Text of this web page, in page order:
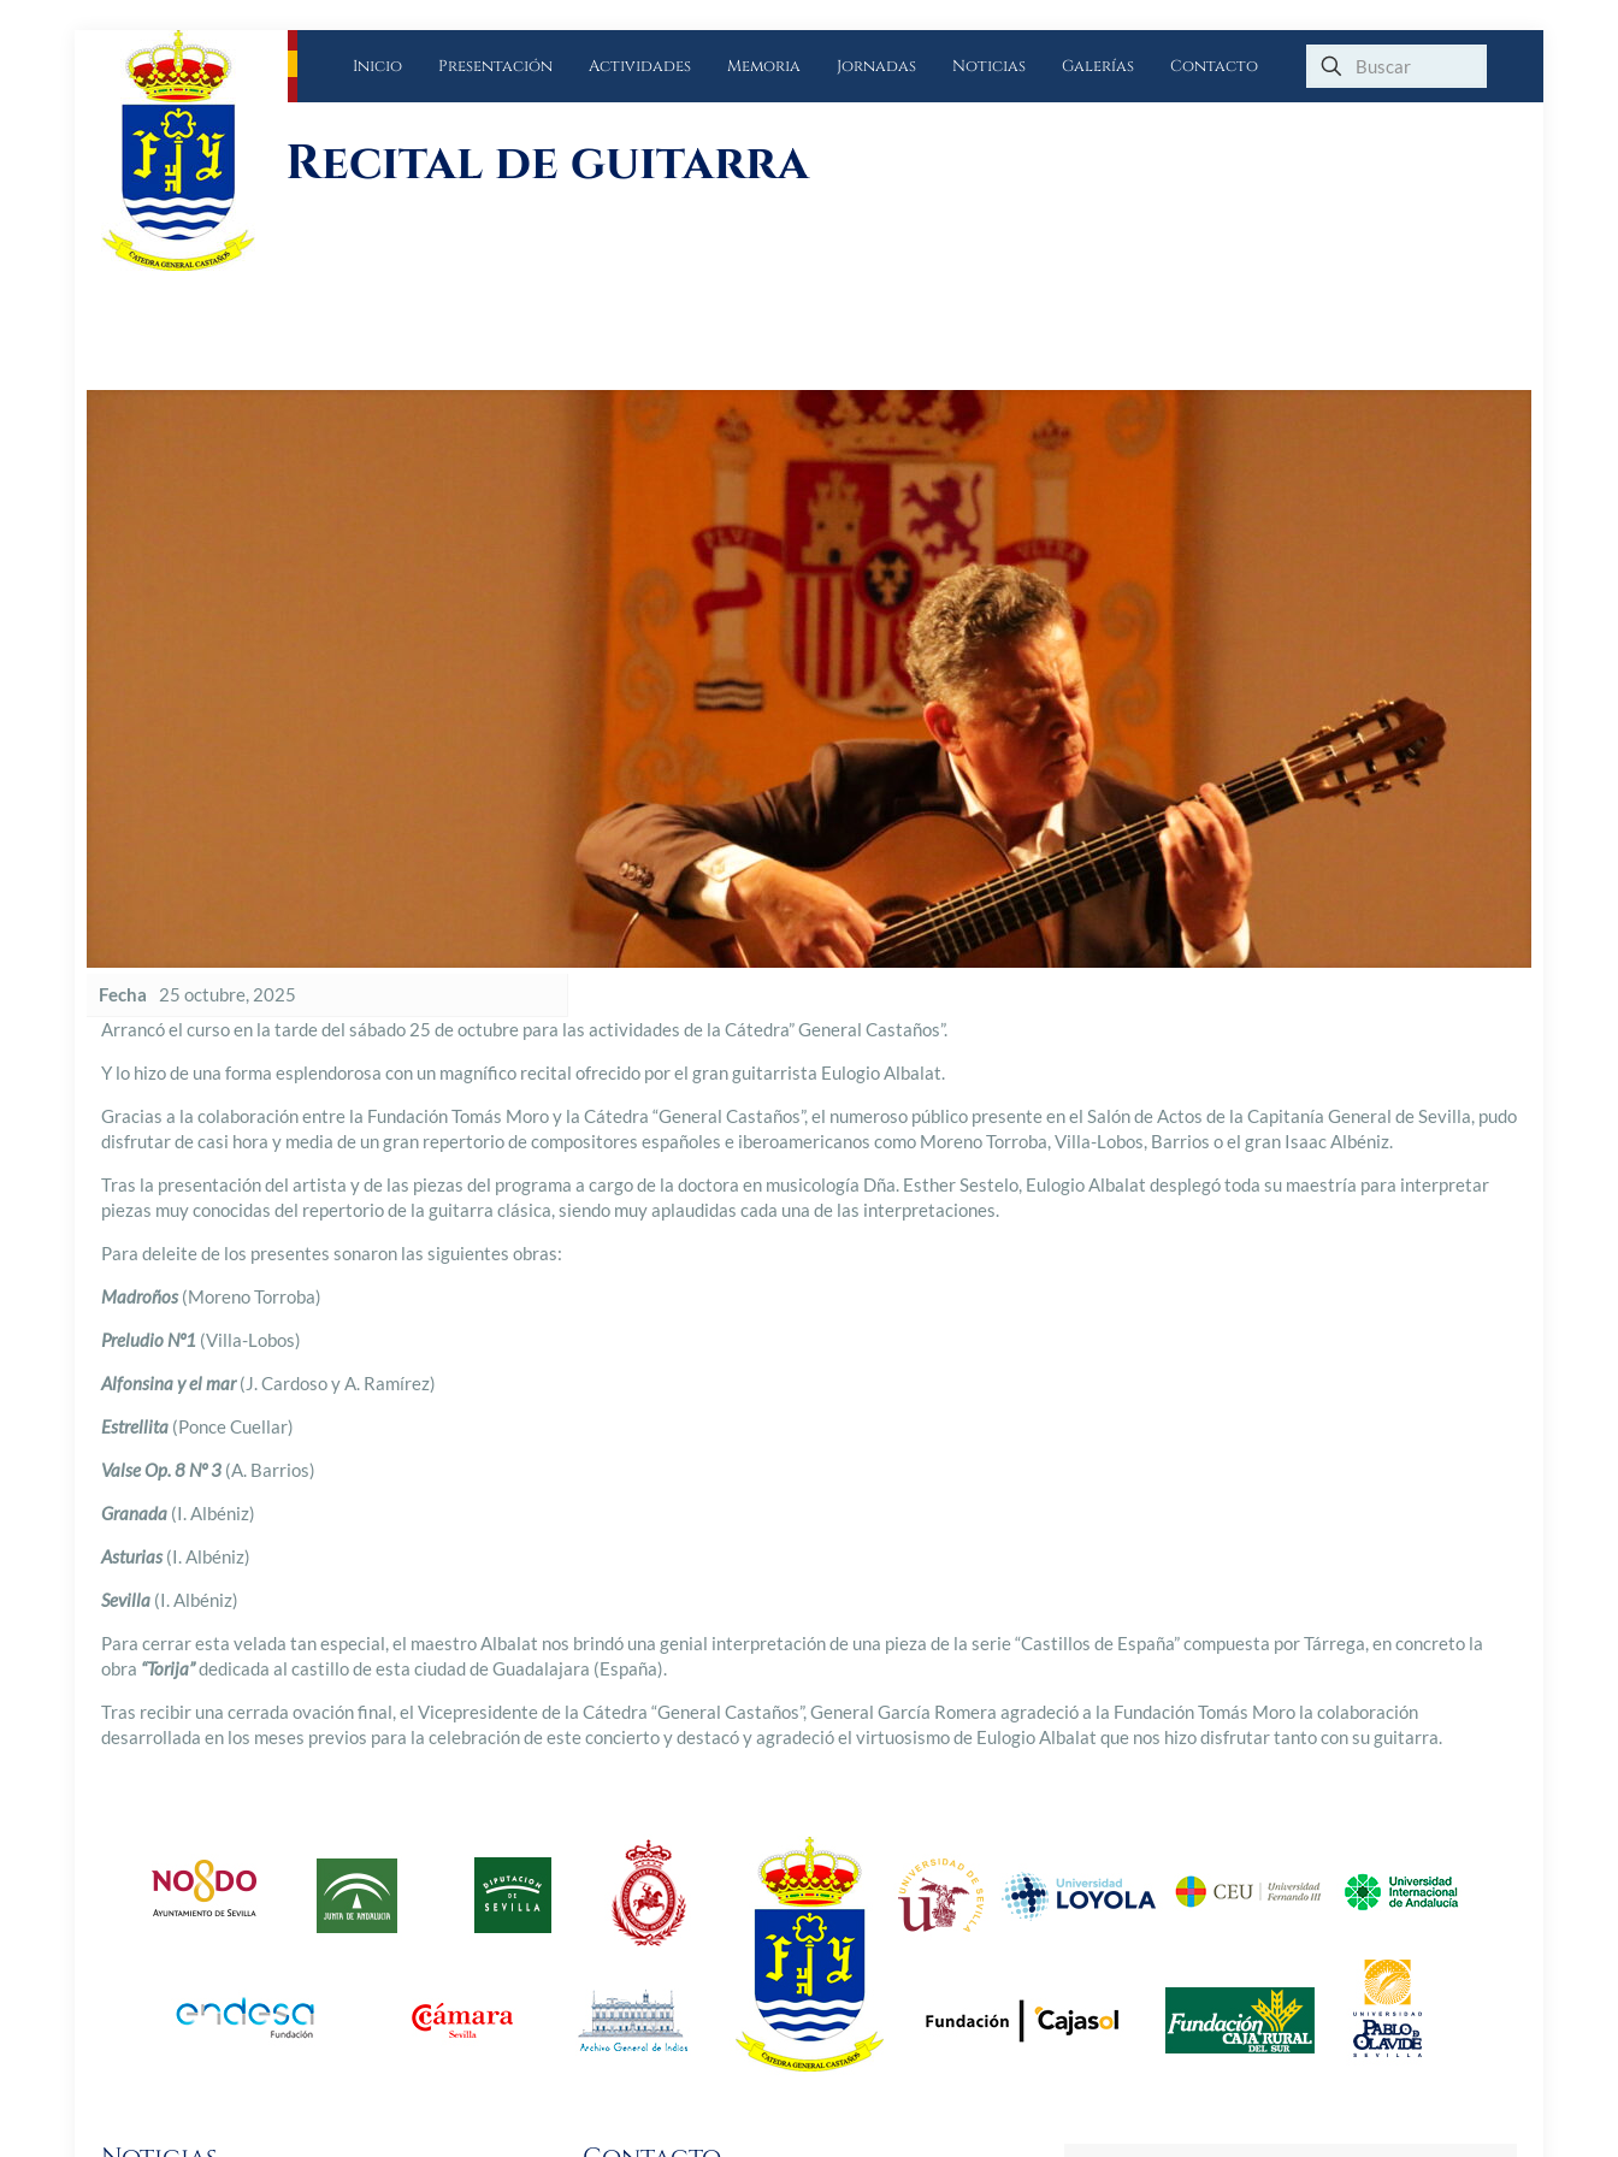
Inicio Presentación Actividades Memoria Jornadas Noticias Galerías Contacto
Recital de guitarra
Fecha
25 octubre, 2025
Arrancó el curso en la tarde del sábado 25 de octubre para las actividades de la Cátedra” General Castaños”.
Y lo hizo de una forma esplendorosa con un magnífico recital ofrecido por el gran guitarrista Eulogio Albalat.
Gracias a la colaboración entre la Fundación Tomás Moro y la Cátedra “General Castaños”, el numeroso público presente en el Salón de Actos de la Capitanía General de Sevilla, pudo
disfrutar de casi hora y media de un gran repertorio de compositores españoles e iberoamericanos como Moreno Torroba, Villa-Lobos, Barrios o el gran Isaac Albéniz.
Tras la presentación del artista y de las piezas del programa a cargo de la doctora en musicología Dña. Esther Sestelo, Eulogio Albalat desplegó toda su maestría para interpretar
piezas muy conocidas del repertorio de la guitarra clásica, siendo muy aplaudidas cada una de las interpretaciones.
Para deleite de los presentes sonaron las siguientes obras:
Madroños(Moreno Torroba)
Preludio Nº1 (Villa-Lobos)
Alfonsina y el mar(J. Cardoso y A. Ramírez)
Estrellita (Ponce Cuellar)
Valse Op. 8 Nº 3 (A. Barrios)
Granada (I. Albéniz)
Asturias(I. Albéniz)
Sevilla (I. Albéniz)
Para cerrar esta velada tan especial, el maestro Albalat nos brindó una genial interpretación de una pieza de la serie “Castillos de España” compuesta por Tárrega, en concreto la
obra “Torija”dedicada al castillo de esta ciudad de Guadalajara (España).
Tras recibir una cerrada ovación final, el Vicepresidente de la Cátedra “General Castaños”, General García Romera agradeció a la Fundación Tomás Moro la colaboración
desarrollada en los meses previos para la celebración de este concierto y destacó y agradeció el virtuosismo de Eulogio Albalat que nos hizo disfrutar tanto con su guitarra.